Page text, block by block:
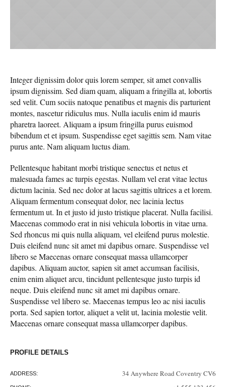
Integer dignissim dolor quis lorem semper, sit amet convallis
ipsum dignissim. Sed diam quam, aliquam a fringilla at, lobortis
sed velit. Cum sociis natoque penatibus et magnis dis parturient
montes, nascetur ridiculus mus. Nulla iaculis enim id mauris
pharetra laoreet. Aliquam a ipsum fringilla purus euismod
bibendum et et ipsum. Suspendisse eget sagittis sem. Nam vitae
purus ante. Nam aliquam luctus diam.
Pellentesque habitant morbi tristique senectus et netus et
malesuada fames ac turpis egestas. Nullam vel erat vitae lectus
dictum lacinia. Sed nec dolor at lacus sagittis ultrices a et lorem.
Aliquam fermentum consequat dolor, nec lacinia lectus
fermentum ut. In et justo id justo tristique placerat. Nulla facilisi.
Maecenas commodo erat in nisi vehicula lobortis in vitae urna.
Sed rhoncus mi quis nulla aliquam, vel eleifend purus molestie.
Duis eleifend nunc sit amet mi dapibus ornare. Suspendisse vel
libero se Maecenas ornare consequat massa ullamcorper
dapibus. Aliquam auctor, sapien sit amet accumsan facilisis,
enim enim aliquet arcu, tincidunt pellentesque justo turpis id
neque. Duis eleifend nunc sit amet mi dapibus ornare.
Suspendisse vel libero se. Maecenas tempus leo ac nisi iaculis
porta. Sed sapien tortor, aliquet a velit ut, lacinia molestie velit.
Maecenas ornare consequat massa ullamcorper dapibus.
PROFILE DETAILS
ADDRESS: 34 Anywhere Road Coventry CV6